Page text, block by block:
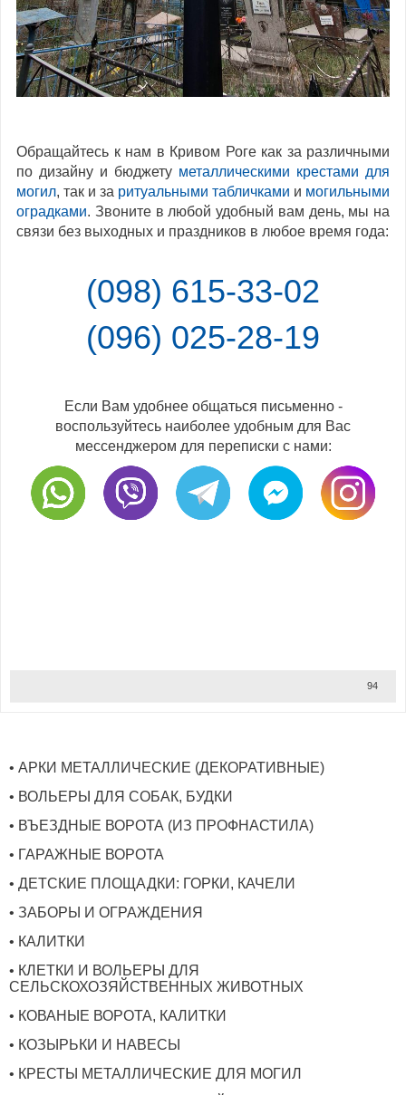
Обращайтесь к нам в Кривом Роге как за различными
по дизайну и бюджету металлическими крестами для
могил, так и за ритуальными табличками и могильными
оградками. Звоните в любой удобный вам день, мы на
связи без выходных и праздников в любое время года:
(098) 615-33-02
(096) 025-28-19
Если Вам удобнее общаться письменно -
воспользуйтесь наиболее удобным для Вас
мессенджером для переписки с нами:
94
• АРКИ МЕТАЛЛИЧЕСКИЕ (ДЕКОРАТИВНЫЕ)
• ВОЛЬЕРЫ ДЛЯ СОБАК, БУДКИ
• ВЪЕЗДНЫЕ ВОРОТА (ИЗ ПРОФНАСТИЛА)
• ГАРАЖНЫЕ ВОРОТА
• ДЕТСКИЕ ПЛОЩАДКИ: ГОРКИ, КАЧЕЛИ
• ЗАБОРЫ И ОГРАЖДЕНИЯ
• КАЛИТКИ
• КЛЕТКИ И ВОЛЬЕРЫ ДЛЯ
СЕЛЬСКОХОЗЯЙСТВЕННЫХ ЖИВОТНЫХ
• КОВАНЫЕ ВОРОТА, КАЛИТКИ
• КОЗЫРЬКИ И НАВЕСЫ
• КРЕСТЫ МЕТАЛЛИЧЕСКИЕ ДЛЯ МОГИЛ